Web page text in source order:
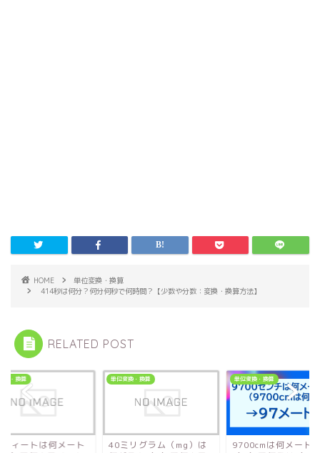
HOME
単位変換・換算
414秒は何分？何分何秒で何時間？【少数や分数：変換・換算方法】
RELATED POST
換・換算
ィートは何メート
単位変換・換算
40ミリグラム（mg）は
単位変換・換算
9700cmは何メート